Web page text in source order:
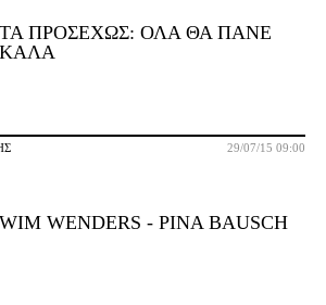
ΤΑ ΠΡΟΣΕΧΏΣ: ΌΛΑ ΘΑ ΠΆΝΕ
ΚΑΛΆ
29/07/15 09:00
WIM WENDERS - PINA BAUSCH